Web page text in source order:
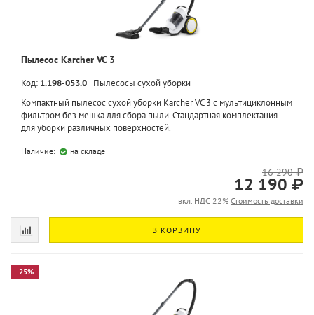
Пылесос Karcher VC 3
Код: 1.198-053.0 | Пылесосы сухой уборки
Компактный пылесос сухой уборки Karcher VC 3 с мультициклонным
фильтром без мешка для сбора пыли. Стандартная комплектация
для уборки различных поверхностей.
Наличие: на складе
16 290 ₽
12 190 ₽
вкл. НДС 22% Стоимость доставки
В КОРЗИНУ
-25%